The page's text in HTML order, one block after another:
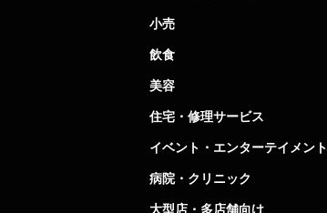
小売
飲食
美容
住宅・修理サービス
イベント・エンターテイメント
病院・クリニック
大型店・多店舗向け